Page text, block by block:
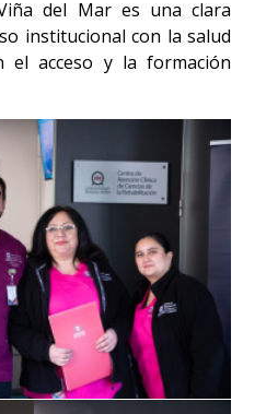
del Mar es una clara
institucional con la salud
el acceso y la formación